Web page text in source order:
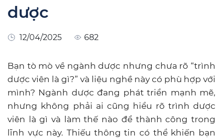
dược
12/04/2025 682
Bạn tò mò về ngành dược nhưng chưa rõ “trình
dược viên là gì?” và liệu nghề này có phù hợp với
mình? Ngành dược đang phát triển mạnh mẽ,
nhưng không phải ai cũng hiểu rõ trình dược
viên là gì và làm thế nào để thành công trong
lĩnh vực này. Thiếu thông tin có thể khiến bạn